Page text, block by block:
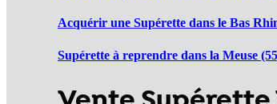
Acquérir une Supérette dans le Bas
Supérette à reprendre dans la Meuse